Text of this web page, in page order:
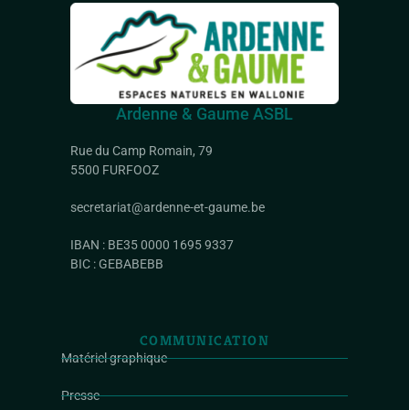
Ardenne & Gaume ASBL
Rue du Camp Romain, 79
5500 FURFOOZ
secretariat@ardenne-et-gaume.be
IBAN : BE35 0000 1695 9337
BIC : GEBABEBB
COMMUNICATION
Matériel graphique
Presse